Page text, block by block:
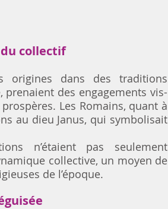
collectif
origines dans des traditions
prenaient des engagements vis-
Les Romains, quant à
au dieu Janus, qui symbolisait
n’étaient pas seulement
collective, un moyen de
de l’époque.